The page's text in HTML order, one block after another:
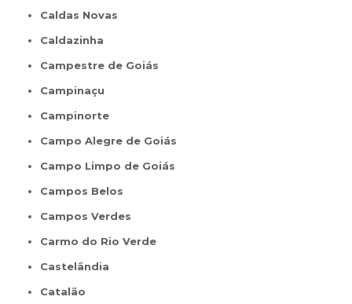
Caldas Novas
Caldazinha
Campestre de Goiás
Campinaçu
Campinorte
Campo Alegre de Goiás
Campo Limpo de Goiás
Campos Belos
Campos Verdes
Carmo do Rio Verde
Castelândia
Catalão